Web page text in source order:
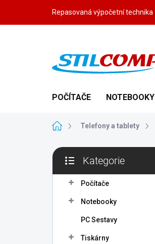
obsah
Repasovaná výpočetní technika
POČÍTAČE NOTEBOOKY
DomůTelefony a tablety
P
s
kategorie
Kategorie
Počítače
Notebooky
PC Sestavy
Tiskárny